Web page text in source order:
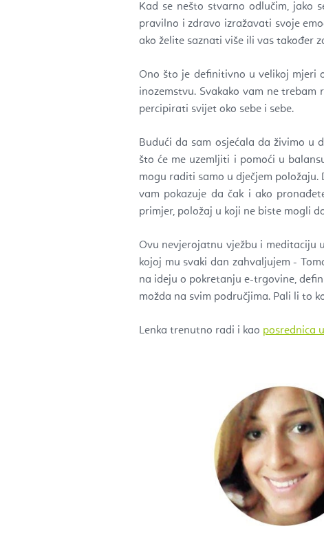
Kad se nešto stvarno odlučim, jako
pravilno i zdravo izražavati svoje
ako želite saznati više ili vas također
Ono što je definitivno u velikoj mjeri
inozemstvu. Svakako vam ne
percipirati svijet oko sebe i sebe.
Budući da sam osjećala da živimo u
što će me uzemljiti i pomoći u
mogu raditi samo u dječjem položaju.
vam pokazuje da čak i ako
primjer, položaj u koji ne biste mogli
Ovu nevjerojatnu vježbu i meditaciju
kojoj mu svaki dan zahvaljujem -
na ideju o pokretanju e-trgovine,
možda na svim područjima. Pali li to
Lenka trenutno radi i kao posrednica